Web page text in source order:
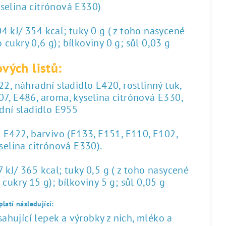
citrónová E330)
kJ/ 354 kcal; tuky 0 g ( z toho nasycené
cukry 0,6 g); bílkoviny 0 g; sůl 0,03 g
listů:
náhradní sladidlo E420, rostlinný tuk,
E486, aroma, kyselina citrónová E330,
sladidlo E955
barvivo (E133, E151, E110, E102,
citrónová E330).
365 kcal; tuky 0,5 g ( z toho nasycené
15 g); bílkoviny 5 g; sůl 0,05 g
následující:
lepek a výrobky z nich, mléko a